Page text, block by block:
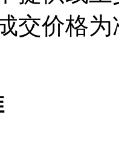
交价格为